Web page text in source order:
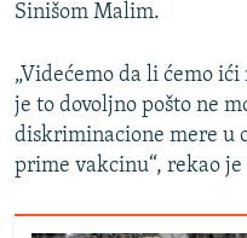
Sinišom Malim.
„Videćemo da li ćemo
je to dovoljno pošto ne
diskriminacione mere u
prime vakcinu“, rekao je